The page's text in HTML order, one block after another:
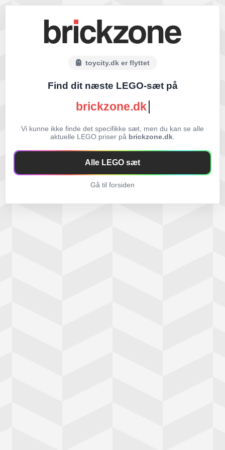
toycity.dk er flyttet
Find dit næste LEGO-sæt på
brickzone.dk
Vi kunne ikke finde det specifikke sæt, men du kan se alle
aktuelle LEGO priser på brickzone.dk
Alle LEGO sæt
Gå til forsiden